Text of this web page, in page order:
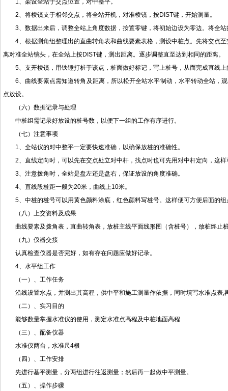
1、架设全站于交点位置，对中整平。
2、将棱镜支于相邻交点，将全站开机，对准棱镜，按DIST键，开始测量。
3、数据出来后，调整全站上角度数据，按置零键，将初始边设为零边。将全
4、根据测角组整理出的直曲转角表和曲线要素表格，测设中桩点。先将交点
离对准全站镜头，在全站上按DIST键，测出距离。逐步调整直至达到相同的距离。
5、支开棱镜，用铁锤打桩于该点，桩面做好标记，写上桩号，从而完成直线
6、曲线要素点需知道转角及距离，所以松开全站水平制动，水平转动全站，
点放设。
（六）数据记录与处理
中桩组需记录好放设的桩号数，以便下一组的工作有序进行。
（七）注意事项
1、全站仪的对中整平一定要快速准确，以确保放桩的准确性。
2、直线定向时，可以先在交点处立对中杆，找点时也可先用对中杆定向，这
3、注意拨角时，全站是盘左还是盘右，保证放设的角度准确。
4、直线段桩距一般为20米，曲线上10米。
5、中桩的桩号可以用黄色颜料涂底，红色颜料写桩号。这样便可方便后面的组
（八）上交资料及成果
曲线要素及拨角表，直曲转角表，放桩主线平面线形图（含桩号），放桩终止
（九）仪器交接
认真检查仪器是否完好，如有存在问题应做好记录。
4、水平组工作
（一）、工作任务
沿线设置水点，并测出其高程，供中平和施工测量作依据，同时填写水准点表
（二）、实习目的
能够数量掌握水准仪的使用，测定水准点高程及中桩地面高程
（三）、配备仪器
水准仪两台，水准尺4根
（四）、工作安排
先进行基平测量，分两组进行往返测量；然后再一起做中平测量。
（五）、操作步骤